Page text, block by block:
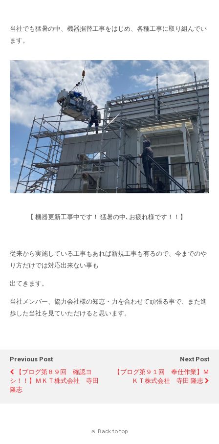
当社でも猛暑の中、機器据替工事をはじめ、各種工事に取り組んでい
ます。
【 機器更新工事中です！ 猛暑の中､お疲れ様です！！】
従来から実施している工事もあれば新規工事も有るので、今までのや
り方だけでは対応出来ない事も
出てきます。
当社メンバー、協力会社様の知恵・力を合わせて頑張る事で、また進
歩した当社を見ていただけると思います。
Previous Post
【ブログ第８９回 確認ヨ
シ！！】ＭＫＴ株式会社 寺田
隆志
Next Post
【ブログ第９１回 奉仕作業】Ｍ
ＫＴ株式会社 寺田 隆志
Back to top